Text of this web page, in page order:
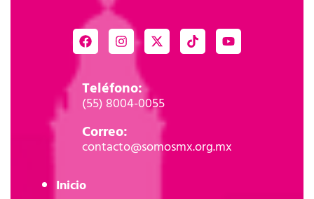
Teléfono:
(55) 8004-0055
Correo:
contacto@somosmx.org.mx
Inicio